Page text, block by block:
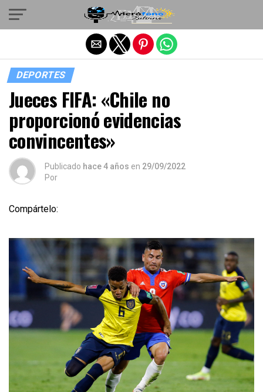
DEPORTES
Jueces FIFA: «Chile no
proporcionó evidencias
convincentes»
Publicado hace 4 años en 29/09/2022
Por
Compártelo:
Salir de la versión móvil